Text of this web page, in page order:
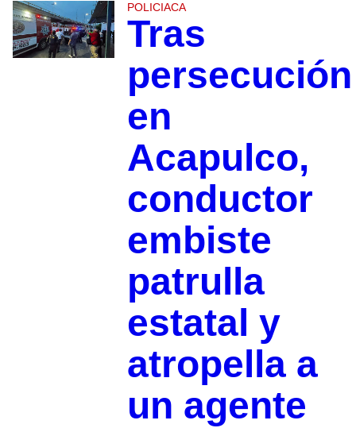
POLICIACA
Tras
persecución
en
Acapulco,
conductor
embiste
patrulla
estatal y
atropella a
un agente